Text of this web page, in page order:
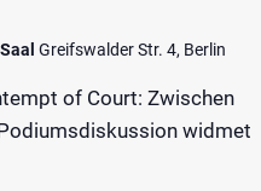
Greifswalder Str. 4, Berlin
of Court: Zwischen
widmet